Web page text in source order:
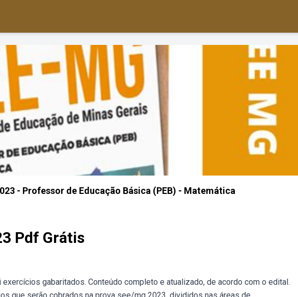
- Professor de Educação Básica (PEB) - Matemática
Pdf Grátis
gabaritados. Conteúdo completo e atualizado, de acordo com o edital.